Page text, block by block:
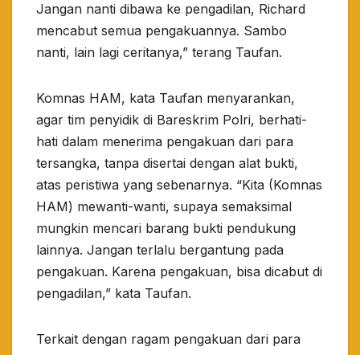
Jangan nanti dibawa ke pengadilan, Richard
mencabut semua pengakuannya. Sambo
nanti, lain lagi ceritanya,” terang Taufan.
Komnas HAM, kata Taufan menyarankan,
agar tim penyidik di Bareskrim Polri, berhati-
hati dalam menerima pengakuan dari para
tersangka, tanpa disertai dengan alat bukti,
atas peristiwa yang sebenarnya. “Kita (Komnas
HAM) mewanti-wanti, supaya semaksimal
mungkin mencari barang bukti pendukung
lainnya. Jangan terlalu bergantung pada
pengakuan. Karena pengakuan, bisa dicabut di
pengadilan,” kata Taufan.
Terkait dengan ragam pengakuan dari para